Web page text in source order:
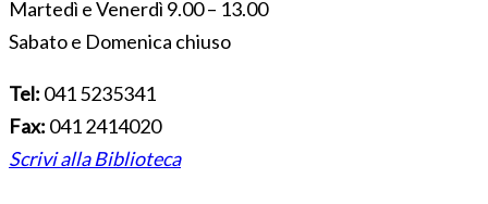
Martedì e Venerdì 9.00 – 13.00
Sabato e Domenica chiuso
Tel: 041 5235341
Fax: 041 2414020
Scrivi alla Biblioteca